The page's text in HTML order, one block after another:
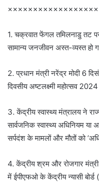
1. चक्रवात फेंगल तमिलनाडु तट
सामान्य जनजीवन अस्त-व्यस्त हो
2. प्रधान मंत्री नरेंद्र मोदी 6
दिवसीय अष्टलक्ष्मी महोत्सव
3. केंद्रीय स्वास्थ्य मंत्रालय ने
सार्वजनिक स्वास्थ्य अधिनियम
सर्पदंश के मामलों और मौतों को
4. केंद्रीय श्रम और रोजगार
में ईपीएफओ के केंद्रीय न्यासी बोर्ड